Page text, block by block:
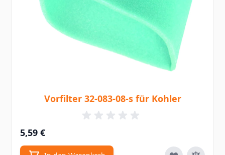
Vorfilter 32-083-08-s für Kohler
5,59 €